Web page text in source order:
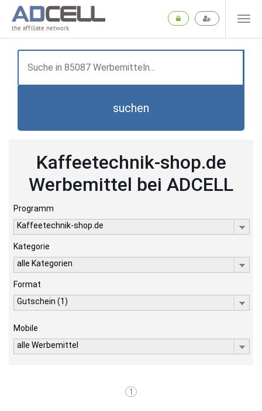
the affiliate network
suchen
Kaffeetechnik-shop.de
Werbemittel bei ADCELL
Programm
Kaffeetechnik-shop.de
Kategorie
alle Kategorien
Format
Gutschein (1)
Mobile
alle Werbemittel
1